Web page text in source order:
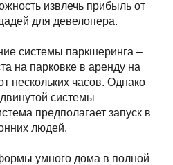
извлечь прибыль от
для девелопера.
системы паркшеринга –
на парковке в аренду на
нескольких часов. Однако
системы
предполагает запуск в
людей.
умного дома в полной